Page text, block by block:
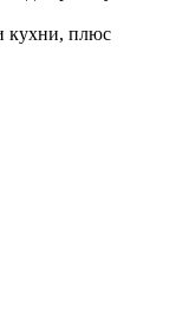
кухни, плюс